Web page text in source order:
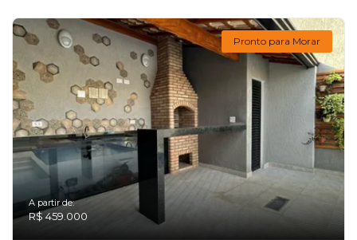
Pronto para Morar
A partir de:
R$ 459.000